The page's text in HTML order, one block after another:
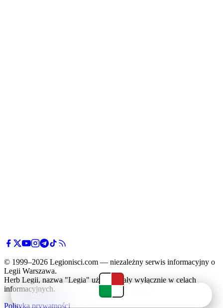
© 1999–2026 Legionisci.com — niezależny serwis informacyjny o
Legii Warszawa.
Herb Legii, nazwa "Legia" użyte zostały wyłącznie w celach
informacyjnych.
Polityka prywatności